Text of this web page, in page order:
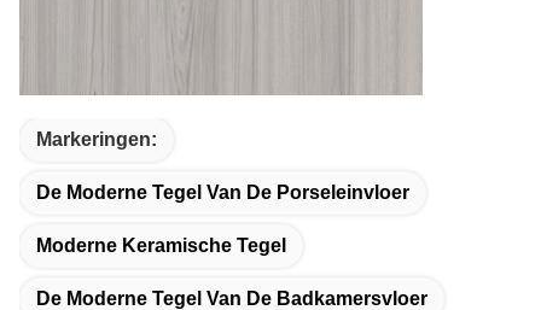
Markeringen:
De Moderne Tegel Van De Porseleinvloer
Moderne Keramische Tegel
De Moderne Tegel Van De Badkamersvloer